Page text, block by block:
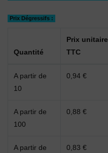
Prix Dégressifs :
Quantité
Prix unitaire
TTC
A partir de
10
0,94 €
A partir de
100
0,88 €
A partir de
0,83 €